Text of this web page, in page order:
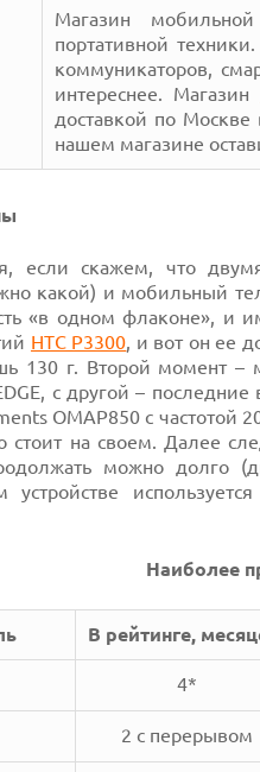
Магазин
портативной
коммуникаторов,
интереснее. Магазин
доставкой по
нашем магазине
если скажем, что
какой) и мобильный
«в одном флаконе», и
HTC P3300, и вот он ее
130 г. Второй момент –
с другой – последние
OMAP850 с
стоит на своем. Далее
можно долго
Наиболее
В рейтинге,
4*
2 с перерывом